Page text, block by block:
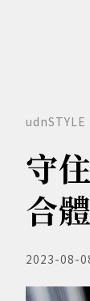
udnSTYLE
守
合
2023-08-